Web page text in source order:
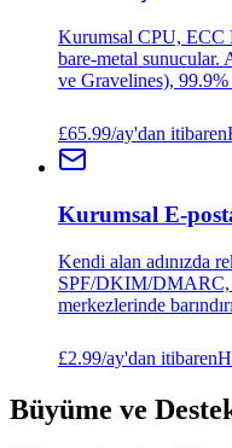
Kurumsal CPU, ECC
bare-metal
ve Gravelines),
£65.99/ay'dan itibaren
Kurumsal E-
Kendi alan adınızda
SPF/DKIM/DMARC,
merkezlerinde
£2.99/ay'dan itibaren
Büyüme ve